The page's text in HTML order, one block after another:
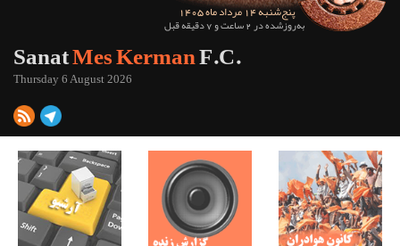
پنج‌شنبه 14 مرداد ماه 1405
به‌روزشده در 2 ساعت و 7 دقیقه قبل
SanatMes KermanF.C.
Thursday 6 August 2026